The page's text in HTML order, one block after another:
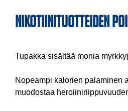
Nikotiinituotteiden
Tupakka sisältää monia
Nopeampi kalorien palaminen
muodostaa